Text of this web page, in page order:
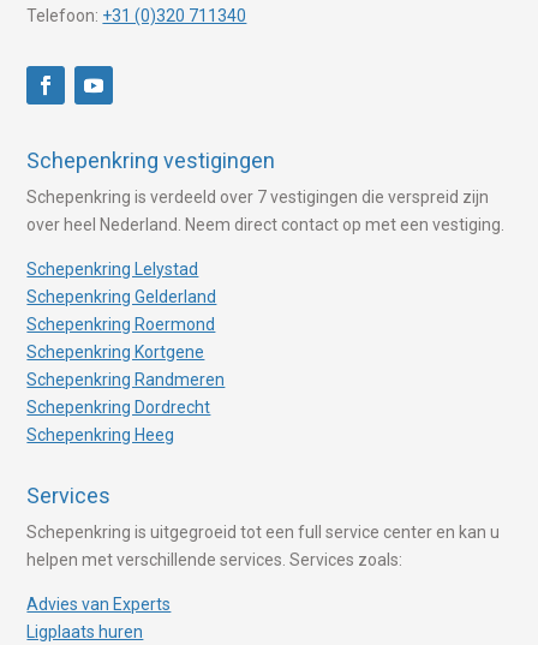
Telefoon: +31 (0)320 711340
Schepenkring vestigingen
Schepenkring is verdeeld over 7 vestigingen die verspreid zijn
over heel Nederland. Neem direct contact op met een vestiging.
Schepenkring Lelystad
Schepenkring Gelderland
Schepenkring Roermond
Schepenkring Kortgene
Schepenkring Randmeren
Schepenkring Dordrecht
Schepenkring Heeg
Services
Schepenkring is uitgegroeid tot een full service center en kan u
helpen met verschillende services. Services zoals:
Advies van Experts
Ligplaats huren